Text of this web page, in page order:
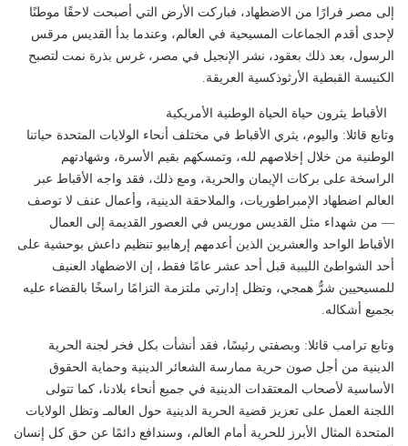
إلى مصر فرارًا من الاضطهاد، فباركت الأرض التي أصبحت لاحقًا موطنًا
لإحدى أقدم الجماعات المسيحية في العالم، وعندما بدأ القديس مرقس
الرسول، بعد ذلك بعقود، نشر الإنجيل في مصر، غرس بذرة نمت لتصبح
الكنيسة القبطية الأرثوذكسية العريقة.
الأقباط يثرون حياة الحياة الوطنية الأمريكية
وتابع قائلا: واليوم، يثري الأقباط في مختلف أنحاء الولايات المتحدة حياتنا
الوطنية من خلال إخلاصهم لله، وتمسكهم بقيم الأسرة، وشهادتهم
الراسخة على بركات الإيمان والحرية، ومع ذلك، فقد واجه الأقباط عبر
العالم اضطهاد الإمبراطوريات، والملاحقة الدينية، وأعمال عنف لا توصف
— من شهداء مثل القديس موريس في العصور القديمة إلى العمال
الأقباط الواحد والعشرين الذين أعدمهم إرهابيو تنظيم داعش بوحشية على
أحد الشواطئ الليبية قبل أحد عشر عامًا فقط، إن الاضطهاد العنيف
للمسيحيين شرٌّ همجي، وتظل إدارتي ملتزمة التزامًا راسخًا بالقضاء عليه
بجميع أشكاله.
وتابع ترامب قائلا: وبصفتي رئيسًا، فقد أنشأت بكل فخر لجنة الحرية
الدينية من أجل صون حرية ممارسة الشعائر الدينية وحماية الحقوق
الأساسية لأصحاب المعتقدات الدينية في جميع أنحاء بلادنا، كما تتولى
اللجنة العمل على تعزيز قضية الحرية الدينية حول العالمـ وتظل الولايات
المتحدة المثال الأبرز للحرية أمام العالم، وسندافع دائمًا عن حق كل إنسان